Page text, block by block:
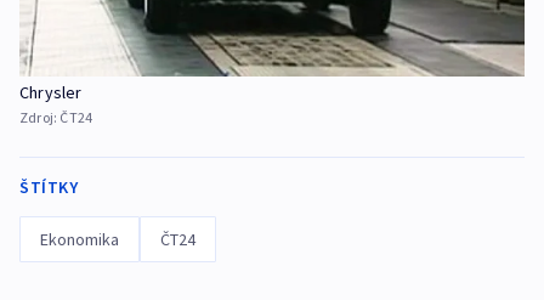
Chrysler
Zdroj: ČT24
ŠTÍTKY
Ekonomika ČT24